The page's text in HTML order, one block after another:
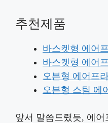
추천제품
바스켓형 에어
바스켓형 에어
오븐형 에어프
오븐형 스팀 에
앞서 말씀드렸듯, 에